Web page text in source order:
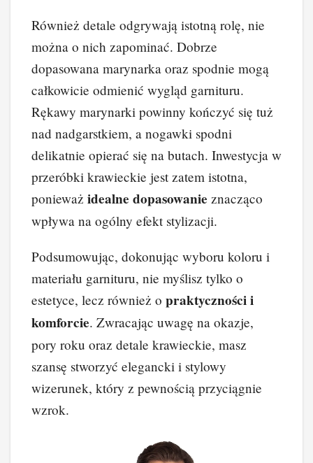
Również detale odgrywają istotną rolę, nie
można o nich zapominać. Dobrze
dopasowana marynarka oraz spodnie mogą
całkowicie odmienić wygląd garnituru.
Rękawy marynarki powinny kończyć się tuż
nad nadgarstkiem, a nogawki spodni
delikatnie opierać się na butach. Inwestycja w
przeróbki krawieckie jest zatem istotna,
ponieważ idealne dopasowanie znacząco
wpływa na ogólny efekt stylizacji.
Podsumowując, dokonując wyboru koloru i
materiału garnituru, nie myślisz tylko o
estetyce, lecz również o praktyczności i
komforcie. Zwracając uwagę na okazje,
pory roku oraz detale krawieckie, masz
szansę stworzyć elegancki i stylowy
wizerunek, który z pewnością przyciągnie
wzrok.